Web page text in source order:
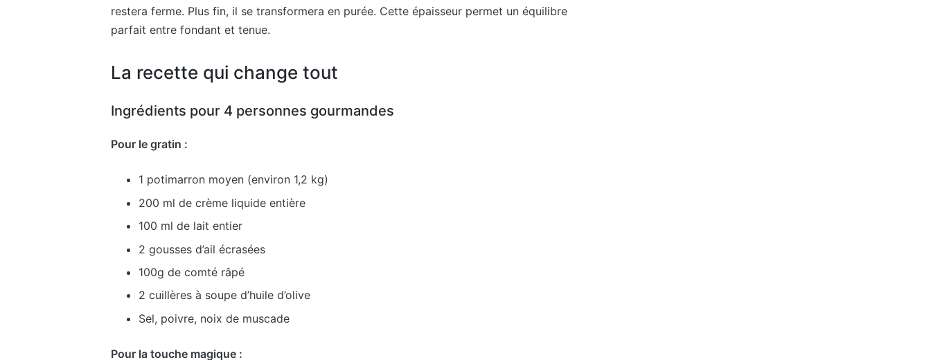
restera ferme. Plus fin, il se transformera en purée. Cette épaisseur permet un équilibre
parfait entre fondant et tenue.
La recette qui change tout
Ingrédients pour 4 personnes gourmandes
Pour le gratin :
1 potimarron moyen (environ 1,2 kg)
200 ml de crème liquide entière
100 ml de lait entier
2 gousses d’ail écrasées
100g de comté râpé
2 cuillères à soupe d’huile d’olive
Sel, poivre, noix de muscade
Pour la touche magique :